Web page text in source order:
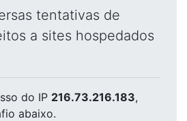
tentativas de
a sites hospedados
do IP 216.73.216.183,
abaixo.